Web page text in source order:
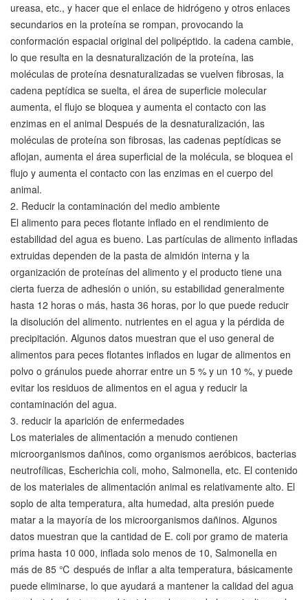
ureasa, etc., y hacer que el enlace de hidrógeno y otros enlaces
secundarios en la proteína se rompan, provocando la
conformación espacial original del polipéptido. la cadena cambie,
lo que resulta en la desnaturalización de la proteína, las
moléculas de proteína desnaturalizadas se vuelven fibrosas, la
cadena peptídica se suelta, el área de superficie molecular
aumenta, el flujo se bloquea y aumenta el contacto con las
enzimas en el animal Después de la desnaturalización, las
moléculas de proteína son fibrosas, las cadenas peptídicas se
aflojan, aumenta el área superficial de la molécula, se bloquea el
flujo y aumenta el contacto con las enzimas en el cuerpo del
animal.
2. Reducir la contaminación del medio ambiente
El alimento para peces flotante inflado en el rendimiento de
estabilidad del agua es bueno. Las partículas de alimento infladas
extruidas dependen de la pasta de almidón interna y la
organización de proteínas del alimento y el producto tiene una
cierta fuerza de adhesión o unión, su estabilidad generalmente
hasta 12 horas o más, hasta 36 horas, por lo que puede reducir
la disolución del alimento. nutrientes en el agua y la pérdida de
precipitación. Algunos datos muestran que el uso general de
alimentos para peces flotantes inflados en lugar de alimentos en
polvo o gránulos puede ahorrar entre un 5 % y un 10 %, y puede
evitar los residuos de alimentos en el agua y reducir la
contaminación del agua.
3. reducir la aparición de enfermedades
Los materiales de alimentación a menudo contienen
microorganismos dañinos, como organismos aeróbicos, bacterias
neutrofílicas, Escherichia coli, moho, Salmonella, etc. El contenido
de los materiales de alimentación animal es relativamente alto. El
soplo de alta temperatura, alta humedad, alta presión puede
matar a la mayoría de los microorganismos dañinos. Algunos
datos muestran que la cantidad de E. coli por gramo de materia
prima hasta 10 000, inflada solo menos de 10, Salmonella en
más de 85 ℃ después de inflar a alta temperatura, básicamente
puede eliminarse, lo que ayudará a mantener la calidad del agua